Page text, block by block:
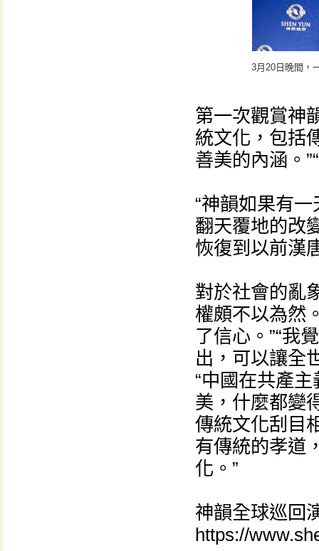
3月20日晚間，
第一次觀賞神
統文化，包括
善美的內涵。
“神韻如果有
翻天覆地的改
恢復到以前漢
對於社會的亂
權頗不以為然
了信心。”“我
出，可以讓全
“中國在共產
美，什麼都變
傳統文化刮目
有傳統的孝道
化。”
神韻全球巡回
https://